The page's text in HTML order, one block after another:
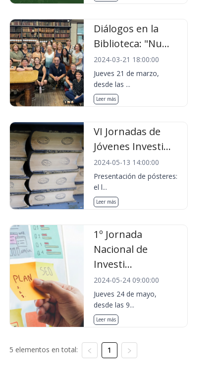
Diálogos en la
Biblioteca: "Nu...
2024-03-21 18:00:00
Jueves 21 de marzo,
desde las ...
Leer más
VI Jornadas de
Jóvenes Investi...
2024-05-13 14:00:00
Presentación de pósteres:
el l...
Leer más
1º Jornada
Nacional de
Investi...
2024-05-24 09:00:00
Jueves 24 de mayo,
desde las 9...
Leer más
5 elementos en total: 1